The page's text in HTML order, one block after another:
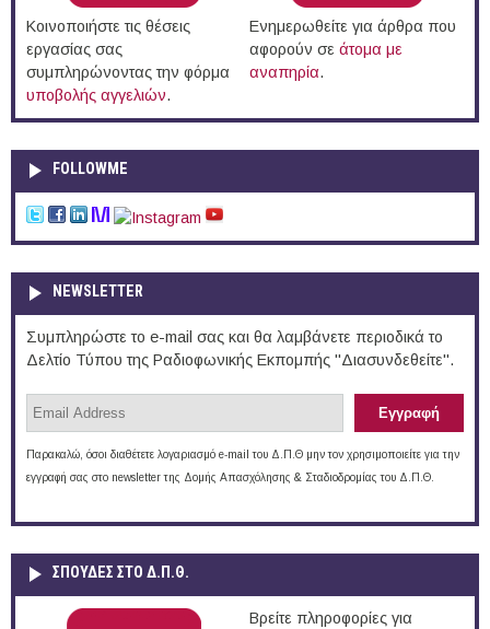
Κοινοποιήστε τις θέσεις
εργασίας σας
συμπληρώνοντας την φόρμα
υποβολής αγγελιών.
Ενημερωθείτε για άρθρα που
αφορούν σε άτομα με
αναπηρία.
FOLLOWME
NEWSLETTER
Συμπληρώστε το e-mail σας και θα λαμβάνετε περιοδικά το
Δελτίο Τύπου της Ραδιοφωνικής Εκπομπής "Διασυνδεθείτε".
Παρακαλώ, όσοι διαθέτετε λογαριασμό e-mail του Δ.Π.Θ μην τον χρησιμοποιείτε για την
εγγραφή σας στο newsletter της Δομής Απασχόλησης & Σταδιοδρομίας του Δ.Π.Θ.
ΣΠΟΥΔΈΣ ΣΤΟ Δ.Π.Θ.
Βρείτε πληροφορίες για